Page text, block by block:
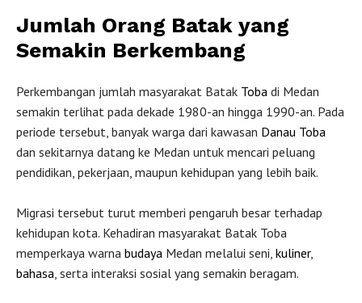
Jumlah Orang Batak yang
Semakin Berkembang
Perkembangan jumlah masyarakat Batak Toba di Medan
semakin terlihat pada dekade 1980-an hingga 1990-an. Pada
periode tersebut, banyak warga dari kawasan Danau Toba
dan sekitarnya datang ke Medan untuk mencari peluang
pendidikan, pekerjaan, maupun kehidupan yang lebih baik.
Migrasi tersebut turut memberi pengaruh besar terhadap
kehidupan kota. Kehadiran masyarakat Batak Toba
memperkaya warna budaya Medan melalui seni, kuliner,
bahasa , serta interaksi sosial yang semakin beragam.